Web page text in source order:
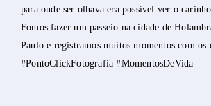
para onde ser olhava era possível ver o
Fomos fazer um passeio na cidade de
Paulo e registramos muitos momentos com os
#PontoClickFotografia #MomentosDeVida